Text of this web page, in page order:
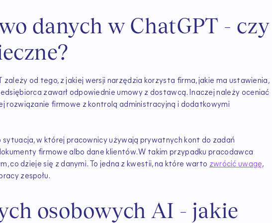
danych w ChatGPT - czy
od tego, z jakiej wersji narzędzia korzysta firma, jakie ma ustawienia,
zawarł odpowiednie umowy z dostawcą. Inaczej należy oceniać
rozwiązanie firmowe z kontrolą administracyjną i dodatkowymi
w której pracownicy używają prywatnych kont do zadań
firmowe albo dane klientów. W takim przypadku pracodawca
co dzieje się z danymi. To jedna z kwestii, na które warto zwrócić uwagę,
zespołu.
osobowych AI - jakie